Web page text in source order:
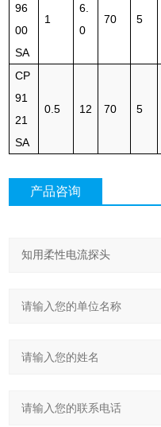
96
00
SA
1
6.
0
70 5
CP
91
21
SA
0.5 12 70 5
产品咨询